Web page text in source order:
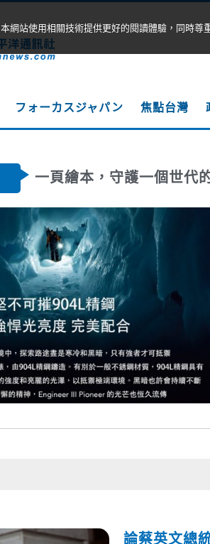
フォーカスジャパン 焦點台灣
一頁繪本，守護一個世代
論蔡英文總
本網站使用相關技術提供更好的閱讀體驗，同時尊